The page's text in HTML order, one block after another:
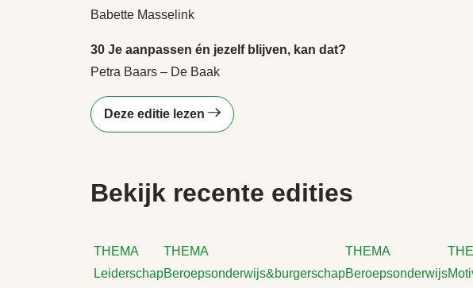
Babette Masselink
30 Je aanpassen én jezelf blijven, kan dat?
Petra Baars – De Baak
Deze editie lezen
Bekijk recente edities
THEMA
Leiderschap
THEMA
Beroepsonderwijs&burgerschap
THEMA
Beroepsonderwijs